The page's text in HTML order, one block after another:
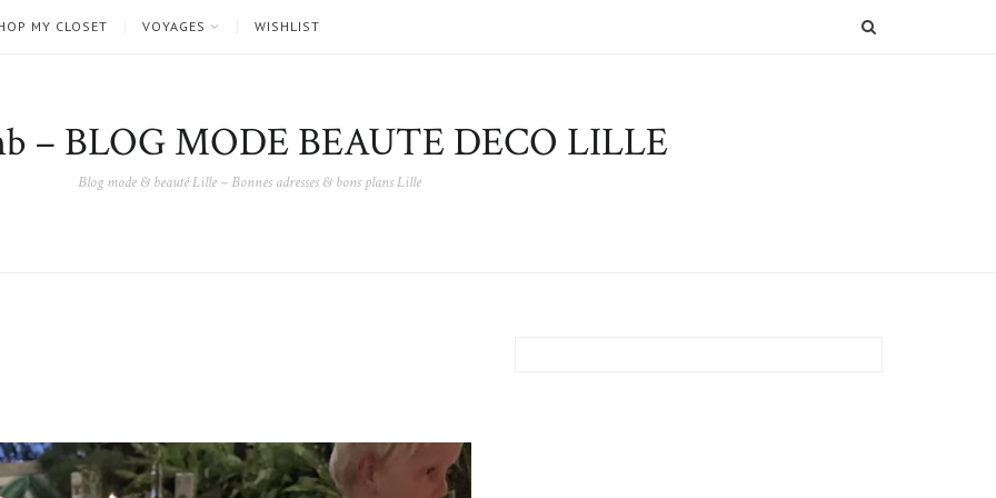
MY CLOSET VOYAGES WISHLIST
– BLOG MODE BEAUTE DECO LILLE
Blog mode & beauté Lille – Bonnes adresses & bons plans Lille